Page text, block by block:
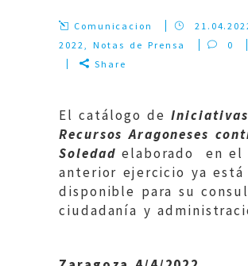
Comunicacion
2022,Notas de Prensa 0
Share
El catálogo de
Recursos Aragoneses
Soledad elaborado en el
anterior ejercicio ya está
disponible para su
ciudadanía y